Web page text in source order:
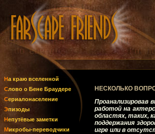
На краю вселенной
Слово о Бене Браудере
Сериалонаселение
Эпизоды
Непутёвые заметки
Микробы-переводчики
НЕСКОЛЬКО
Проанализировав
работой на
областях, таких,
поддержания
игре или в